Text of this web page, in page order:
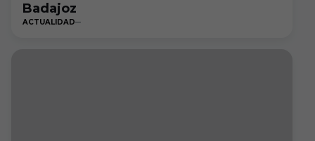
Badajoz
ACTUALIDAD